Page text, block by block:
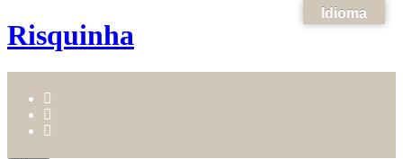
Risquinha
Idioma